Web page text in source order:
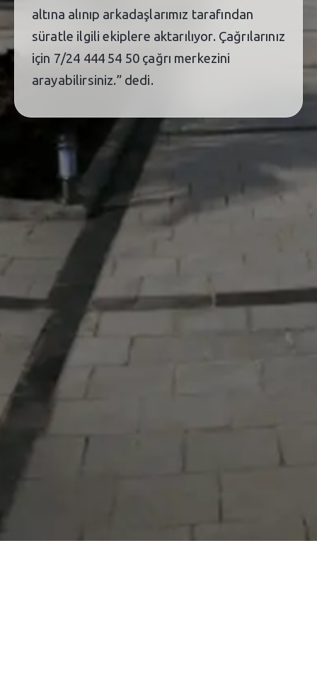
altına alınıp arkadaşlarımız tarafından
süratle ilgili ekiplere aktarılıyor. Çağrılarınız
için 7/24 444 54 50 çağrı merkezini
arayabilirsiniz.” dedi.